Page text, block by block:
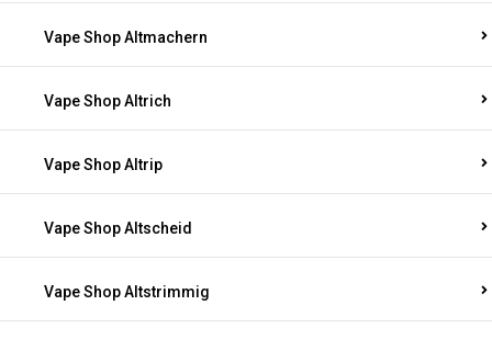
Vape Shop Altmachern
Vape Shop Altrich
Vape Shop Altrip
Vape Shop Altscheid
Vape Shop Altstrimmig